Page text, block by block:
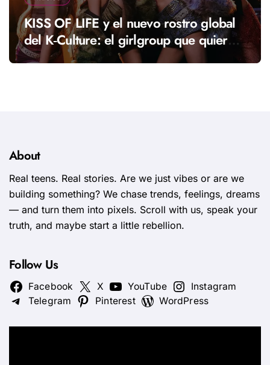
KISS OF LIFE y el nuevo rostro global
del K‑Culture: el girlgroup que quiere
llevar una nueva energía al K‑pop
About
Real teens. Real stories. Are we just vibes or are we
building something? We chase trends, feelings, dreams
— and turn them into pixels. Scroll with us, speak your
truth, and maybe start a little rebellion.
Follow Us
Facebook X YouTube
Instagram
Telegram
Pinterest WordPress